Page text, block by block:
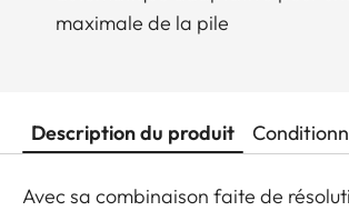
maximale de la pile
Description du produit
Avec sa combinaison faite de